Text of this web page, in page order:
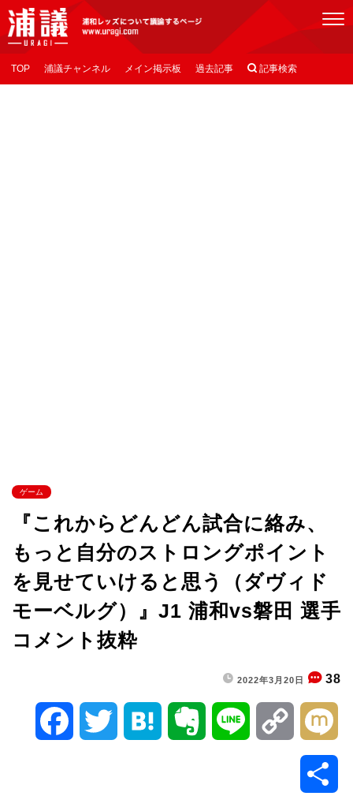
[浦議]浦和レッズについて議論するページ
TOP 浦議チャンネル メイン掲示板 過去記事  記事検索
ゲーム
『これからどんどん試合に絡み、
もっと自分のストロングポイント
を見せていけると思う（ダヴィド
モーベルグ）』J1 浦和vs磐田 選手
コメント抜粋
2022年3月20日 38
o